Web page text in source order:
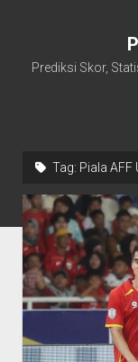
Prediksi Skor,
Tag: Piala AFF